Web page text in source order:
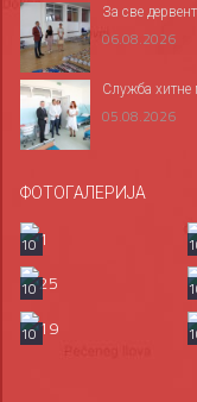
За све
06.08.2026
Служба хитне
05.08.2026
ФОТОГАЛЕРИЈА
10
10
10